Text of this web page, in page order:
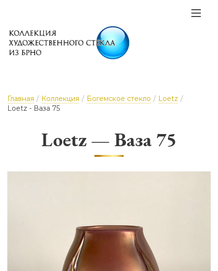
Главная / Коллекция / Богемское стекло / Loetz /
Loetz - Ваза 75
Loetz — Ваза 75